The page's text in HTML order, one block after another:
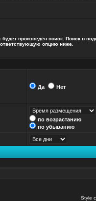
произведён поиск. Поиск в
опцию ниже.
Да Нет
по возрастанию
по убыванию
Style